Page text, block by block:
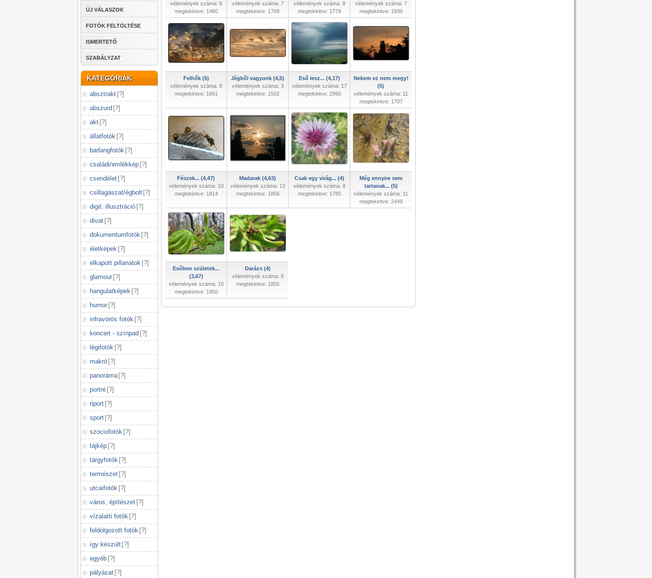
ÚJ VÁLASZOK
FOTÓK FELTÖLTÉSE
ISMERTETŐ
SZABÁLYZAT
KATEGÓRIÁK
absztrakt [?]
abszurd [?]
akt [?]
állatfotók [?]
barlangfotók [?]
családi/emlékkép [?]
csendélet [?]
csillagászat/égbolt [?]
digit. illusztráció [?]
divat [?]
dokumentumfotók [?]
életképek [?]
elkapott pillanatok [?]
glamour [?]
hangulatképek [?]
humor [?]
infravörös fotók [?]
koncert - színpad [?]
légifotók [?]
makró [?]
panoráma [?]
portré [?]
riport [?]
sport [?]
szociofotók [?]
tájkép [?]
tárgyfotók [?]
természet [?]
utcaifotók [?]
város, építészet [?]
vízalatti fotók [?]
feldolgozott fotók [?]
így készült [?]
egyéb [?]
pályázat [?]
vélemények száma: 6
megtekintve: 1480
vélemények száma: 7
megtekintve: 1768
vélemények száma: 8
megtekintve: 1779
vélemények száma: 7
megtekintve: 1939
Felhők (5)
vélemények száma: 8
megtekintve: 1661
Jégből vagyunk (4,5)
vélemények száma: 3
megtekintve: 1502
Eső lesz... (4,17)
vélemények száma: 17
megtekintve: 2990
Nekem ez nem megy!
(5)
vélemények száma: 11
megtekintve: 1707
Fészek... (4,47)
vélemények száma: 10
megtekintve: 1814
Madarak (4,63)
vélemények száma: 13
megtekintve: 1856
Csak egy virág... (4)
vélemények száma: 8
megtekintve: 1785
Még ennyire sem
tartanak... (5)
vélemények száma: 11
megtekintve: 2449
Esőben születek...
(3,67)
vélemények száma: 10
megtekintve: 1850
Darázs (4)
vélemények száma: 5
megtekintve: 1855